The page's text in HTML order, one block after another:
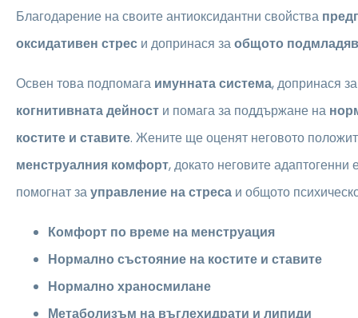
Благодарение на своите антиоксидантни свойства
оксидативен стрес и допринася заобщото
Освен това подпомага имунната система, допринася
когнитивната дейност и помага за поддържане на
костите и ставите. Жените ще оценят неговото
менструалния комфорт, докато неговите адаптогенни
помогнат зауправление на стреса и общото
Комфорт по време на менструация
Нормално състояние на костите и ставите
Нормално храносмилане
Метаболизъм на въглехидрати и липиди